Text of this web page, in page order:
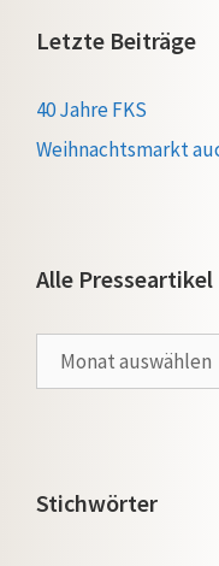
Letzte Beiträge
40 Jahre FKS
Weihnachtsmarkt
Alle Presseartikel
Presseartikel
Stichwörter